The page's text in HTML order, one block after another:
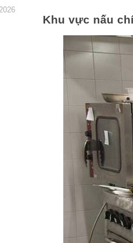
Khu vực nấu